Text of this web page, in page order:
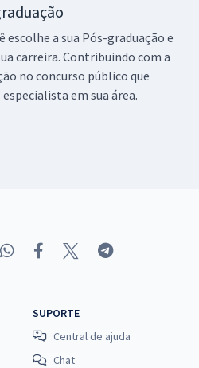
escolhe a sua Pós-graduação e
carreira. Contribuindo com a
no concurso público que
em sua área.
SUPORTE
Central de ajuda
Chat